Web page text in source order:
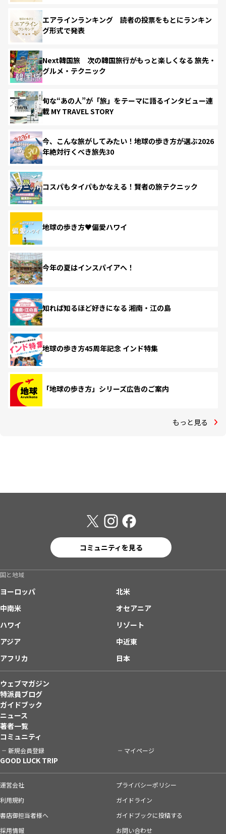
エアラインランキング 読者の投票をもとにランキン
グ形式で発表
Next韓国旅 次の韓国旅行がもっと楽しくなる 旅先・
グルメ・テクニック
旬な“あの人”が「旅」をテーマに語るインタビュー連
載 MY TRAVEL STORY
今、こんな旅がしてみたい！地球の歩き方が選ぶ2026
年絶対行くべき旅先30
コスパもタイパもかなえる！賢者の旅テクニック
地球の歩き方♥偏愛ハワイ
今年の夏はインスパイアへ！
知れば知るほど好きになる 湘南・江の島
地球の歩き方45周年記念 インド特集
「地球の歩き方」シリーズ広告のご案内
もっと見る
コミュニティを見る
国と地域
ヨーロッパ
北米
中南米
オセアニア
ハワイ
リゾート
アジア
中近東
アフリカ
日本
ウェブマガジン
特派員ブログ
ガイドブック
ニュース
著者一覧
コミュニティ
新規会員登録 マイページ
GOOD LUCK TRIP
運営会社
プライバシーポリシー
利用規約
ガイドライン
書店御担当者様へ
ガイドブックに投稿する
採用情報
お問い合わせ